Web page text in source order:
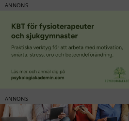
ANNONS
ANNONS